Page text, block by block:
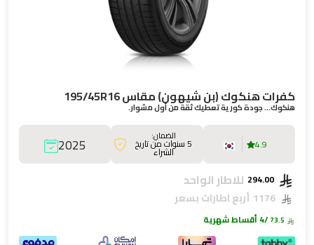
كفرات هنكوك (بن شيهون) مقاس 195/45R16
هنكوك… جودة كورية تعطيك ثقة من أول مشوار.
4.9
الضمان:
5 سنوات من تاريخ
الشراء 2025
للاطار الواحد
أربع اطارات بسعر
/4 أقساط شهرية